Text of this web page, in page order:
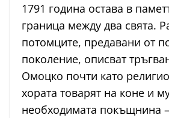
1791 година остава в
граница между два свята.
потомците, предавани от
поколение, описват
Омоцко почти като
хората товарят на коне и
необходимата покъщнина